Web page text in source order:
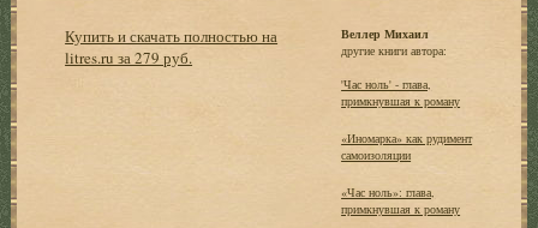
Купить и скачать полностью на
litres.ru за 279 руб.
Веллер Михаил
другие книги автора:
'Час ноль' - глава,
примкнувшая к роману
«Иномарка» как рудимент
самоизоляции
«Час ноль»: глава,
примкнувшая к роману